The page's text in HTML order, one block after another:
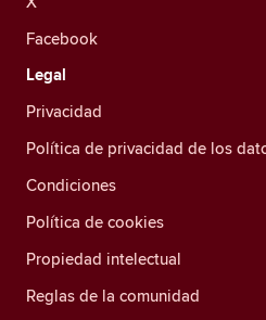
Facebook
Legal
Privacidad
Política de privacidad de los
Condiciones
Política de cookies
Propiedad intelectual
Reglas de la comunidad